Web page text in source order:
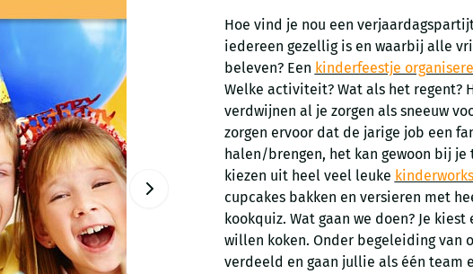
Hoe vind je nou een
iedereen gezellig is en waarbij alle
beleven? Een kinderfeestje
Welke activiteit? Wat als het regent?
verdwijnen al je zorgen als sneeuw
zorgen ervoor dat de jarige job een
halen/brengen, het kan gewoon bij je
kiezen uit heel veel leuke
cupcakes bakken en versieren met
kookquiz. Wat gaan we doen? Je
willen koken. Onder begeleiding van
verdeeld en gaan jullie als één team